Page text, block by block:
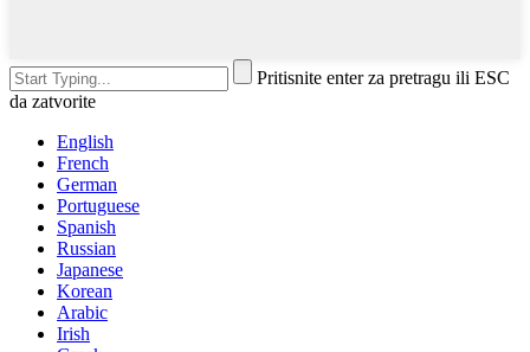
Pritisnite enter za pretragu ili ESC
da zatvorite
English
French
German
Portuguese
Spanish
Russian
Japanese
Korean
Arabic
Irish